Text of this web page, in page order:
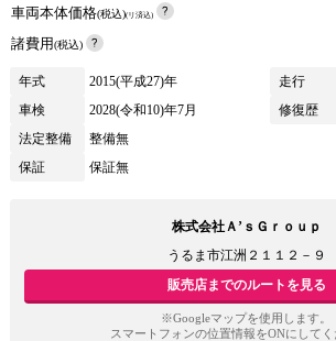
車両本体価格(税込)(リ済込)
諸費用(税込)
年式 2015(平成27)年 走行
車検
2028(令和10)年7月 修復歴
法定整備
整備無
保証
保証無
株式会社Ａ’ｓＧｒｏｕｐ
うるま市江洲２１１２－９
販売店までのルートを見る
※Googleマップを使用します。
スマートフォンの位置情報をONにしてく